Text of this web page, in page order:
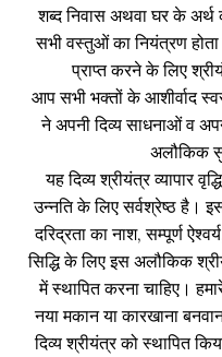
शब्द निवास अथवा घर के अर्थ
सभी वस्तुओं का नियंत्रण
प्राप्त करने के लिए
आप सभी भक्तों के आशीर्वाद
ने अपनी दिव्य साधनाओं व
अलौकिक
यह दिव्य श्रीयंत्र व्यापार
उन्नति के लिए सर्वश्रेष्ठ है।
दरिद्रता का नाश, सम्पूर्ण
सिद्धि के लिए इस अलौकिक
में स्थापित करना चाहिए।
नया मकान या कारखाना
दिव्य श्रीयंत्र को स्थापित